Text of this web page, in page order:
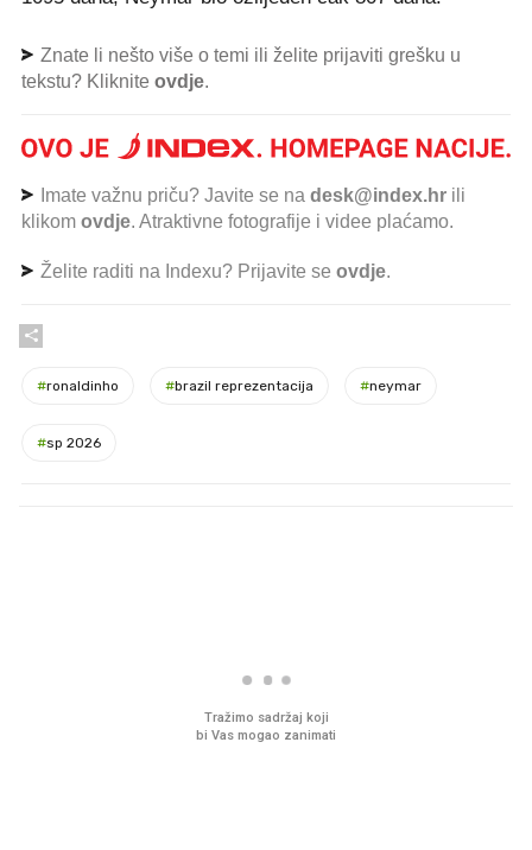
Znate li nešto više o temi ili želite prijaviti grešku u
tekstu? Kliknite ovdje.
Imate važnu priču? Javite se na desk@index.hr ili
klikom ovdje. Atraktivne fotografije i videe plaćamo.
Želite raditi na Indexu? Prijavite se ovdje.
#ronaldinho #brazil reprezentacija #neymar
#sp 2026